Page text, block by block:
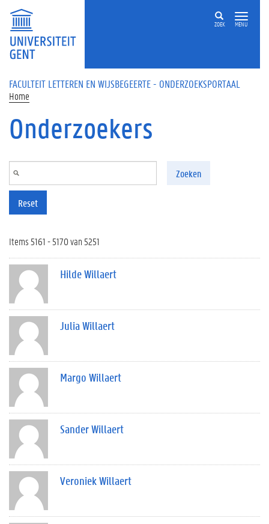
Overslaan en naar de inhoud gaan
ZOEK MENU
FACULTEIT LETTEREN EN WIJSBEGEERTE - ONDERZOEKSPORTAAL
Home
Onderzoekers
Zoeken
Reset
Items 5161 - 5170 van 5251
Hilde Willaert
Julia Willaert
Margo Willaert
Sander Willaert
Veroniek Willaert